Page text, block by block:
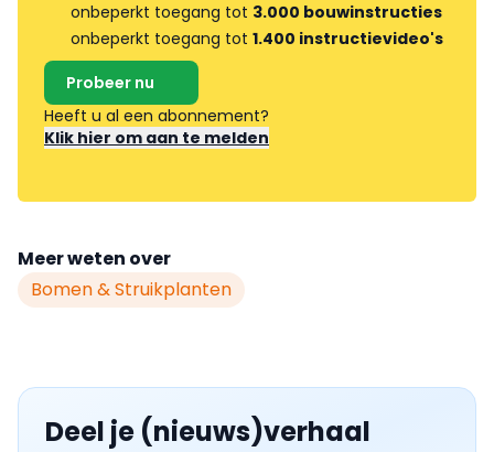
onbeperkt toegang tot 3.000 bouwinstructies
onbeperkt toegang tot 1.400 instructievideo's
Probeer nu
Heeft u al een abonnement?
Klik hier om aan te melden
Meer weten over
Bomen & Struikplanten
Deel je (nieuws)verhaal